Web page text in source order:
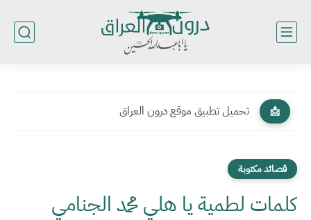
📩 تحميل تطبيق موقع درون العراق
قصائد مكتوبة
كلمات لطمية يا هلي محمد الجنامي